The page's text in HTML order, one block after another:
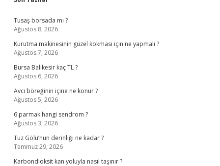
Sidebar
Tusaş borsada mı ?
Ağustos 8, 2026
Kurutma makinesinin güzel kokması için ne yapmalı ?
Ağustos 7, 2026
Bursa Balıkesir kaç TL ?
Ağustos 6, 2026
Avcı böreğinin içine ne konur ?
Ağustos 5, 2026
6 parmak hangi sendrom ?
Ağustos 3, 2026
Tuz Gölü’nün derinliği ne kadar ?
Temmuz 29, 2026
Karbondioksit kan yoluyla nasıl taşınır ?